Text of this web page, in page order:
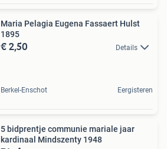
Maria Pelagia Eugena Fassaert Hulst
1895
€ 2,50 Details
Berkel-Enschot Eergisteren
5 bidprentje communie mariale jaar
kardinaal Mindszenty 1948